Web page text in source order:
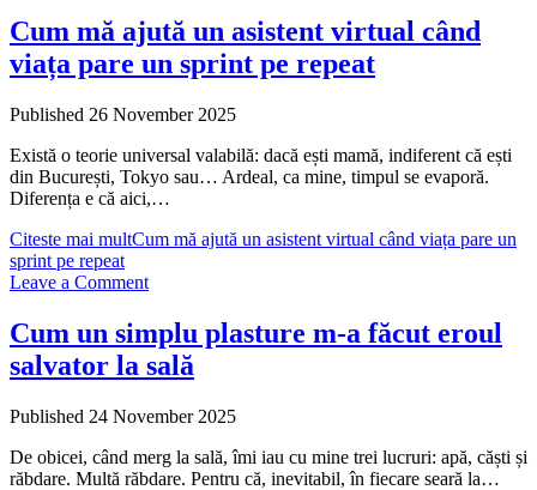
Cum mă ajută un asistent virtual când
viața pare un sprint pe repeat
Published 26 November 2025
Există o teorie universal valabilă: dacă ești mamă, indiferent că ești
din București, Tokyo sau… Ardeal, ca mine, timpul se evaporă.
Diferența e că aici,…
Citeste mai multCum mă ajută un asistent virtual când viața pare un
sprint pe repeat
Leave a Comment
Cum un simplu plasture m-a făcut eroul
salvator la sală
Published 24 November 2025
De obicei, când merg la sală, îmi iau cu mine trei lucruri: apă, căști și
răbdare. Multă răbdare. Pentru că, inevitabil, în fiecare seară la…